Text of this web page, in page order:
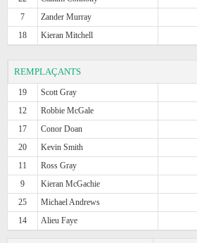
7
Zander Murray
18
Kieran Mitchell
REMPLAÇANTS
19 Scott Gray
12
Robbie McGale
17
Conor Doan
20
Kevin Smith
11
Ross Gray
9
Kieran McGachie
25
Michael Andrews
14
Alieu Faye